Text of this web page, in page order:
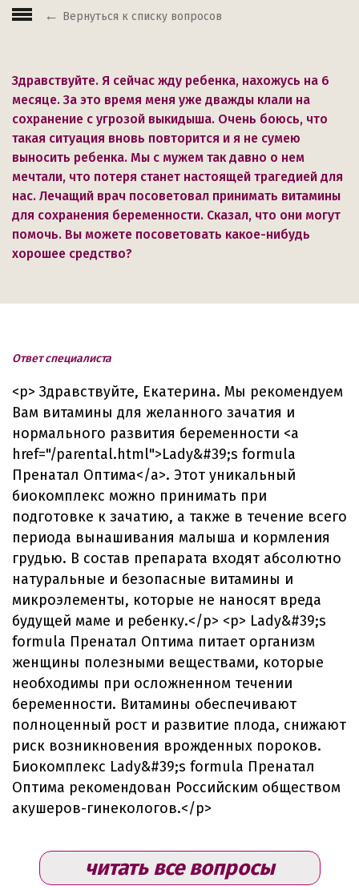
Вернуться к списку вопросов
Здравствуйте. Я сейчас жду ребенка, нахожусь на 6
месяце. За это время меня уже дважды клали на
сохранение с угрозой выкидыша. Очень боюсь, что
такая ситуация вновь повторится и я не сумею
выносить ребенка. Мы с мужем так давно о нем
мечтали, что потеря станет настоящей трагедией для
нас. Лечащий врач посоветовал принимать витамины
для сохранения беременности. Сказал, что они могут
помочь. Вы можете посоветовать какое-нибудь
хорошее средство?
Ответ специалиста
<p> Здравствуйте, Екатерина. Мы рекомендуем
Вам витамины для желанного зачатия и
нормального развития беременности <a
href="/parental.html">Lady&#39;s formula
Пренатал Оптима</a>. Этот уникальный
биокомплекс можно принимать при
подготовке к зачатию, а также в течение всего
периода вынашивания малыша и кормления
грудью. В состав препарата входят абсолютно
натуральные и безопасные витамины и
микроэлементы, которые не наносят вреда
будущей маме и ребенку.</p> <p> Lady&#39;s
formula Пренатал Оптима питает организм
женщины полезными веществами, которые
необходимы при осложненном течении
беременности. Витамины обеспечивают
полноценный рост и развитие плода, снижают
риск возникновения врожденных пороков.
Биокомплекс Lady&#39;s formula Пренатал
Оптима рекомендован Российским обществом
акушеров-гинекологов.</p>
читать все вопросы